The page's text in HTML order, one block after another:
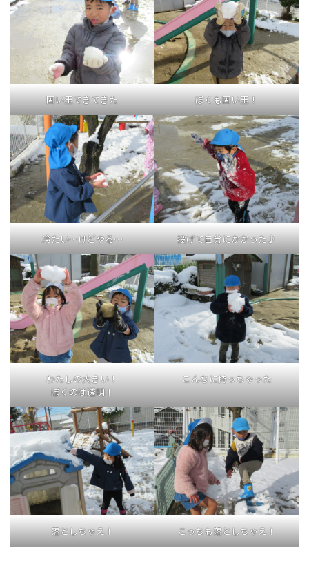
固い玉できてきた ぼくも固い玉！
冷たい…けどやる… 投げて自分にかかった♪
わたしの大きい！
ぼくのは透明！
こんなに持っちゃった
落としちゃえ！ こっちも落としちゃえ！